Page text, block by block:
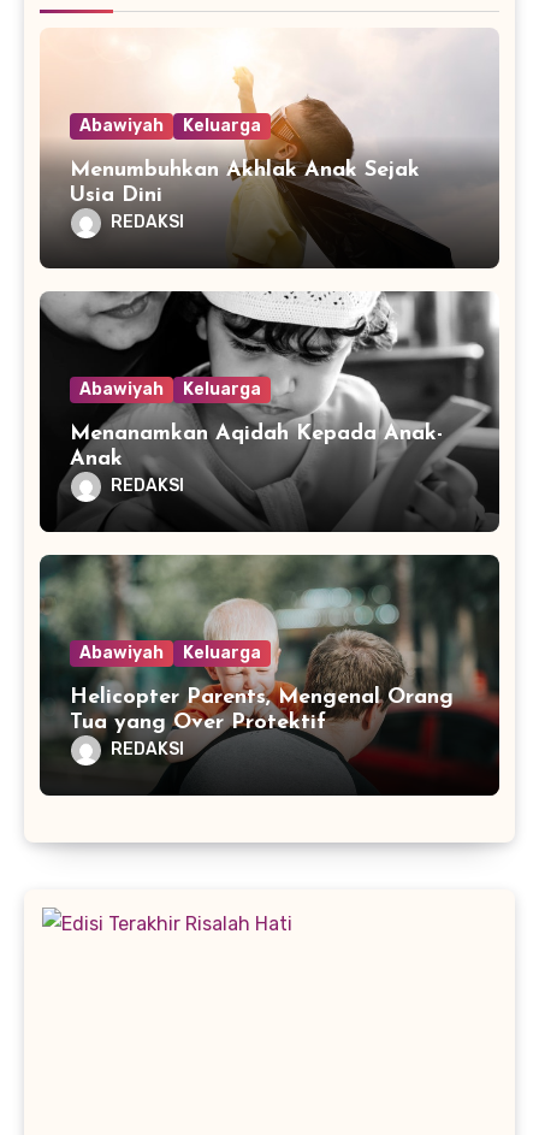
Abawiyah Keluarga
Menumbuhkan Akhlak Anak Sejak
Usia Dini
REDAKSI
Abawiyah Keluarga
Menanamkan Aqidah Kepada Anak-
Anak
REDAKSI
Abawiyah Keluarga
Helicopter Parents, Mengenal Orang
Tua yang Over Protektif
REDAKSI